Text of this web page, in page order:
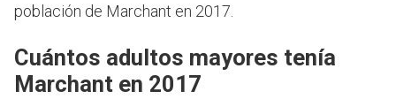
población de Marchant en 2017.
Cuántos adultos mayores tenía
Marchant en 2017